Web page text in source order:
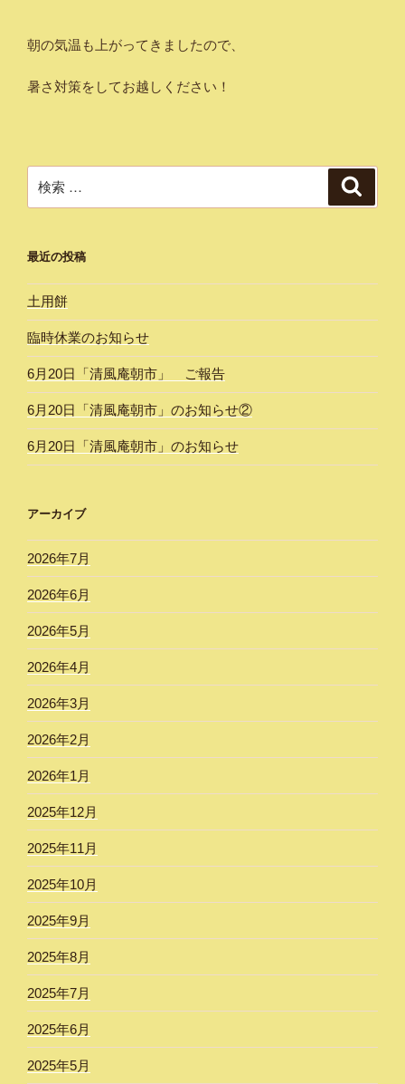
朝の気温も上がってきましたので、
暑さ対策をしてお越しください！
索:
最近の投稿
土用餅
臨時休業のお知らせ
6月20日「清風庵朝市」 ご報告
6月20日「清風庵朝市」のお知らせ②
6月20日「清風庵朝市」のお知らせ
アーカイブ
2026年7月
2026年6月
2026年5月
2026年4月
2026年3月
2026年2月
2026年1月
2025年12月
2025年11月
2025年10月
2025年9月
2025年8月
2025年7月
2025年6月
2025年5月